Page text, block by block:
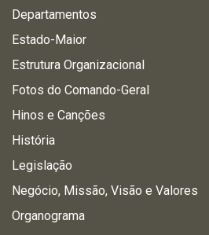
Departamentos
Estado-Maior
Estrutura Organizacional
Fotos do Comando-Geral
Hinos e Canções
História
Legislação
Negócio, Missão, Visão e Valores
Organograma